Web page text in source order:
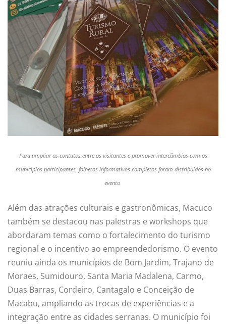
Para ampliar os contatos entre os visitantes e promover intercâmbios com os
municípios participantes, folhetos informativos completos foram distribuídos no
evento
Além das atrações culturais e gastronômicas, Macuco
também se destacou nas palestras e workshops que
abordaram temas como o fortalecimento do turismo
regional e o incentivo ao empreendedorismo. O evento
reuniu ainda os municípios de Bom Jardim, Trajano de
Moraes, Sumidouro, Santa Maria Madalena, Carmo,
Duas Barras, Cordeiro, Cantagalo e Conceição de
Macabu, ampliando as trocas de experiências e a
integração entre as cidades serranas. O município foi